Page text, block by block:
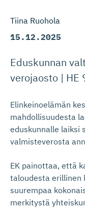
Tiina Ruohola
15.12.2025
Eduskunnan
verojaosto |
Elinkeinoelämän
mahdollisuudesta
eduskunnalle laiksi
valmisteverosta
EK painottaa, että
taloudesta erillinen
suurempaa
merkitystä